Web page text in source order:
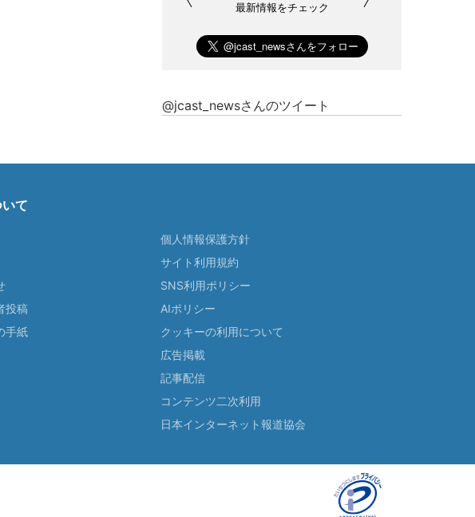
最新情報をチェック
@jcast_newsさんのツイート
て
投稿
手紙
個人情報保護方針
サイト利用規約
SNS利用ポリシー
AIポリシー
クッキーの利用について
広告掲載
記事配信
コンテンツ二次利用
日本インターネット報道協会